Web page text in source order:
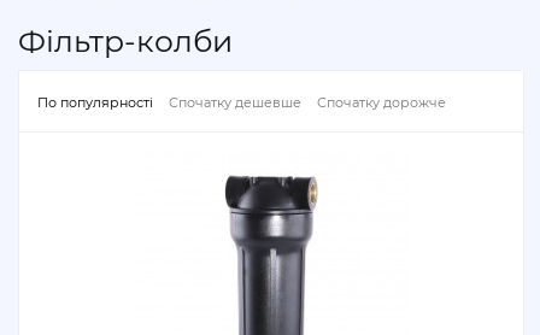
Фільтр-колби
По популярності Спочатку дешевше Спочатку дорожче